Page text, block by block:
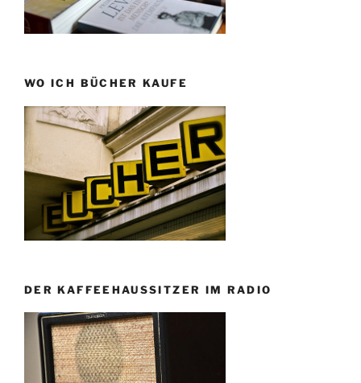
WO ICH BÜCHER KAUFE
DER KAFFEEHAUSSITZER IM RADIO